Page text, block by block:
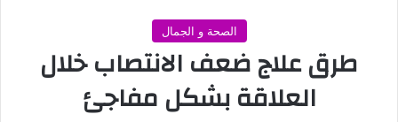
الصحة و الجمال
طرق علاج ضعف الانتصاب خلال
العلاقة بشكل مفاجئ